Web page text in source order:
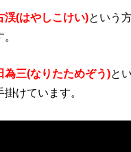
渓(はやしこけい)という
為三(なりたためぞう)と
けています。